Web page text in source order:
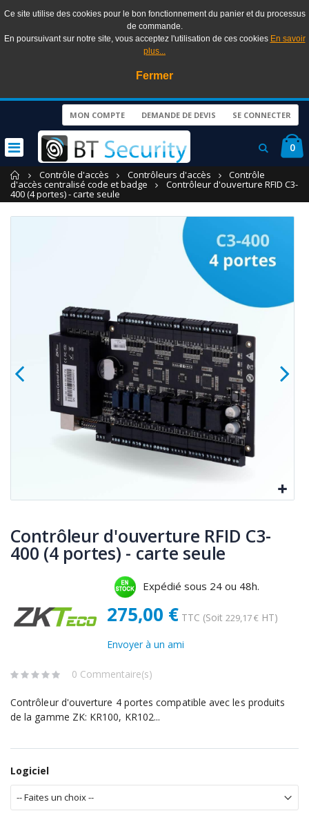
Ce site utilise des cookies pour le bon fonctionnement du panier et du processus
de commande.
En poursuivant sur notre site, vous acceptez l'utilisation de ces cookies En savoir
plus...
Fermer
MON COMPTE DEMANDE DE DEVIS SE CONNECTER
0
Accueil
Contrôle d'accès Contrôleurs d'accès Contrôle
d'accès centralisé code et badge Contrôleur d'ouverture RFID C3-
400 (4 portes) - carte seule
Contrôleur d'ouverture RFID C3-
400 (4 portes) - carte seule
Expédié sous 24 ou 48h.
275,00 € TTC (Soit 229,17 € HT)
Envoyer à un ami
0 Commentaire(s)
Contrôleur d'ouverture 4 portes compatible avec les produits
de la gamme ZK: KR100, KR102...
Logiciel